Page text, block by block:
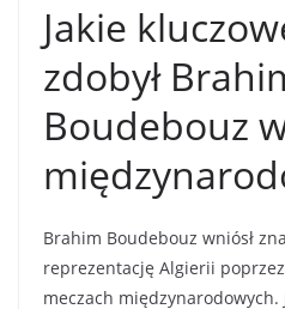
Jakie
zdobył
Boudebouz
Brahim Boudebouz wniósł
reprezentację Algierii
meczach międzynarodowych.